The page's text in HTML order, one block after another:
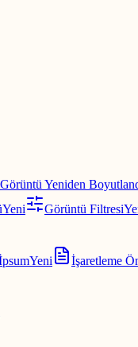
Görüntü Yeniden
Yeni Görüntü Filtresi
Yeni İşaretleme